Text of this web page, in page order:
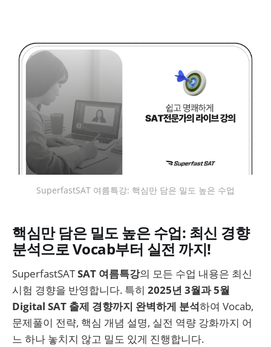
SuperfastSAT 여름특강: 핵심만 담은 밀도 높은 수업
핵심만 담은 밀도 높은 수업: 최신 경향
분석으로 Vocab부터 실전 까지!
SuperfastSATSAT 여름특강의 모든 수업 내용은 최신
시험 경향을 반영합니다. 특히 2025년 3월과 5월
Digital SAT 출제 경향까지 완벽하게 분석하여 Vocab,
문제풀이 전략, 핵심 개념 설명, 실전 역량 강화까지 어
느 하나 놓치지 않고 밀도 있게 진행합니다.